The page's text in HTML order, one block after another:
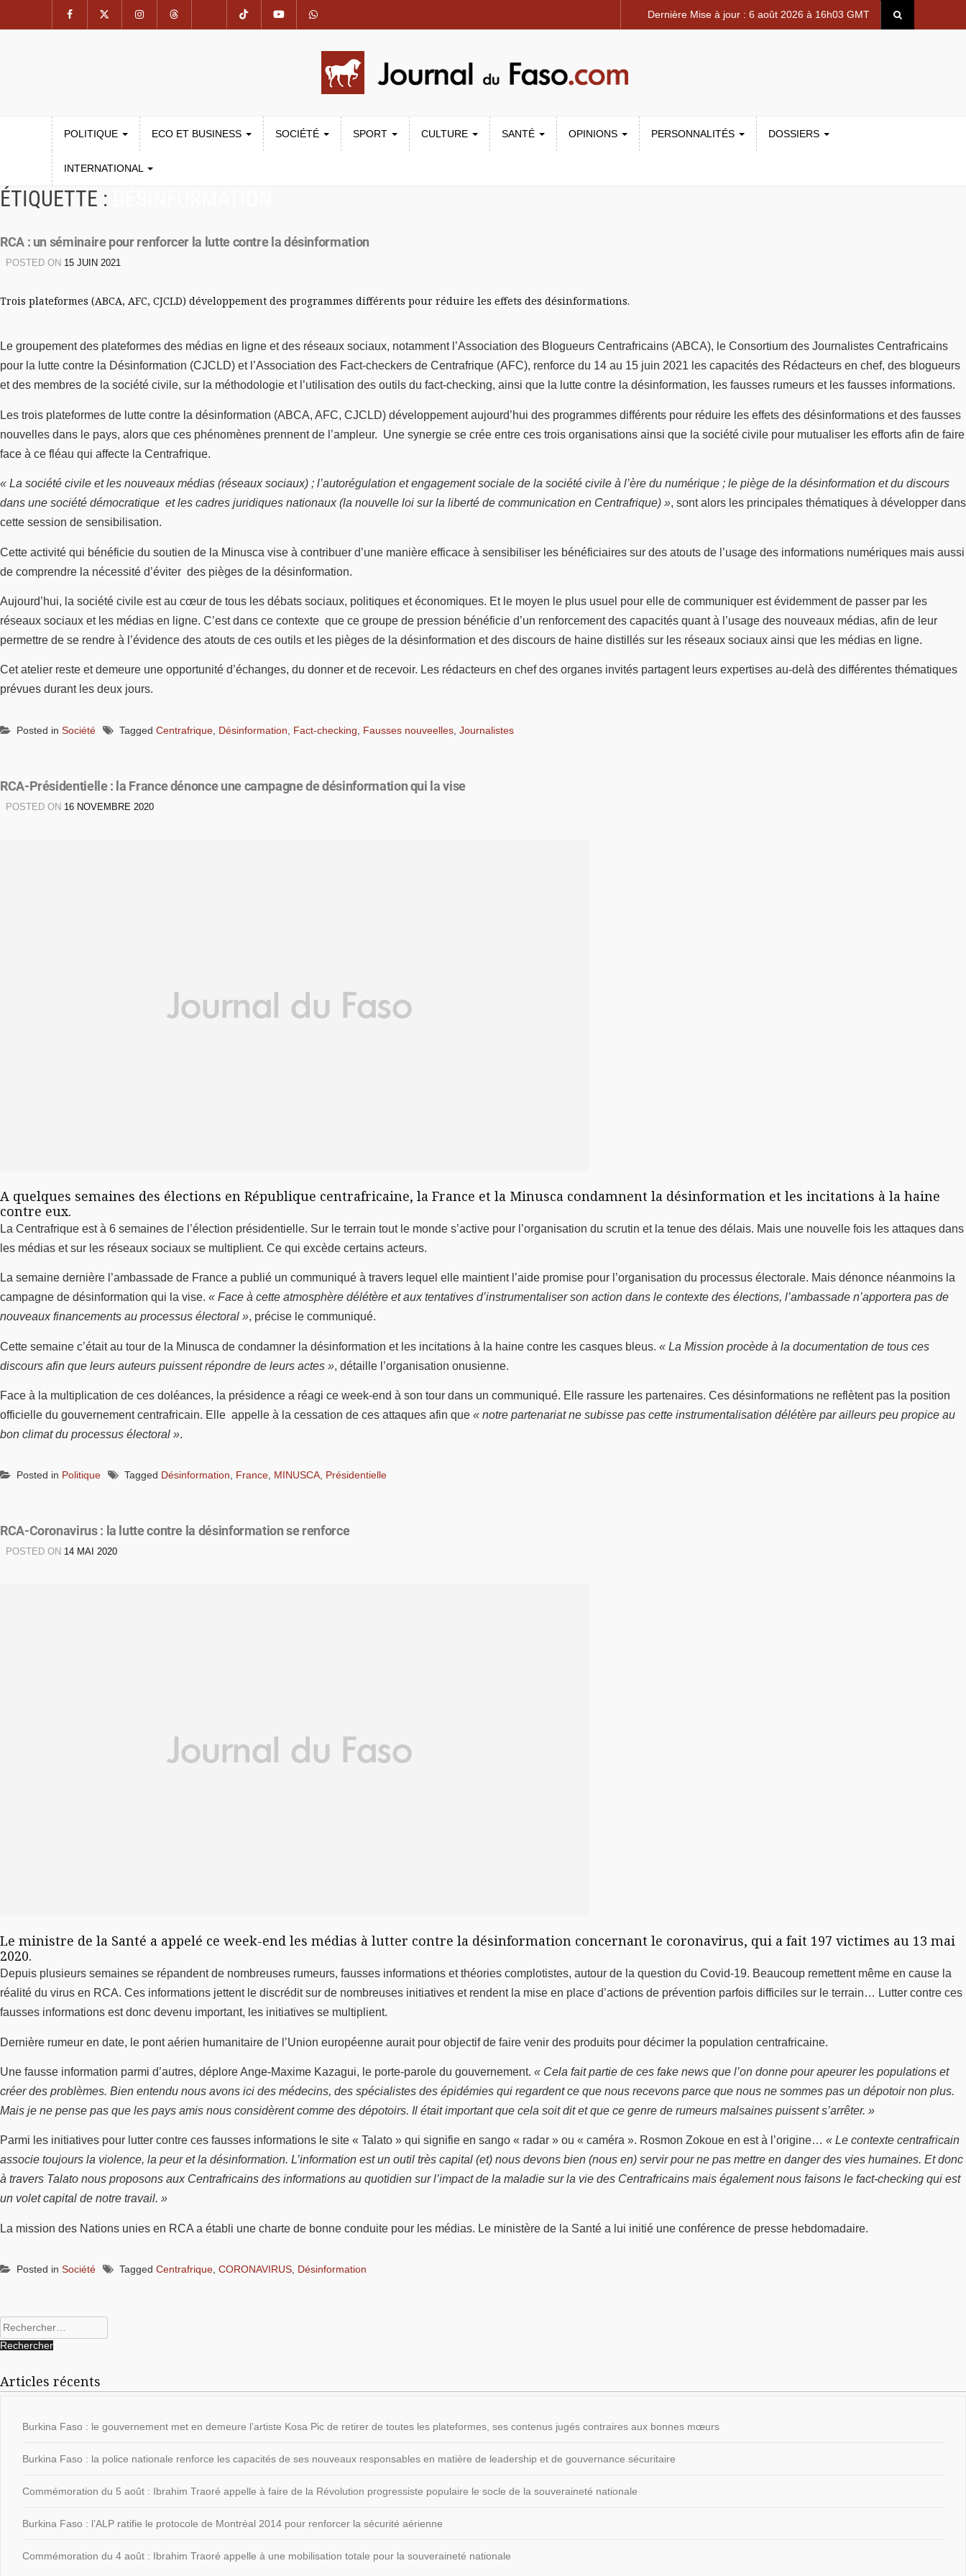
Dernière Mise à jour : 6 août 2026 à 16h03 GMT
POLITIQUE ECO ET BUSINESS SOCIÉTÉ SPORT CULTURE SANTÉ OPINIONS PERSONNALITÉS DOSSIERS
INTERNATIONAL
ÉTIQUETTE :
RCA : un séminaire pour renforcer la lutte contre la désinformation
POSTED ON 15 JUIN 2021
Trois plateformes (ABCA, AFC, CJCLD) développement des programmes différents pour réduire les effets des désinformations.
Le groupement des plateformes des médias en ligne et des réseaux sociaux, notamment l’Association des Blogueurs Centrafricains (ABCA), le Consortium des Journalistes Centrafricains
pour la lutte contre la Désinformation (CJCLD) et l’Association des Fact-checkers de Centrafrique (AFC), renforce du 14 au 15 juin 2021 les capacités des Rédacteurs en chef, des blogueurs
et des membres de la société civile, sur la méthodologie et l’utilisation des outils du fact-checking, ainsi que la lutte contre la désinformation, les fausses rumeurs et les fausses informations.
Les trois plateformes de lutte contre la désinformation (ABCA, AFC, CJCLD) développement aujourd’hui des programmes différents pour réduire les effets des désinformations et des fausses
nouvelles dans le pays, alors que ces phénomènes prennent de l’ampleur. Une synergie se crée entre ces trois organisations ainsi que la société civile pour mutualiser les efforts afin de faire
face à ce fléau qui affecte la Centrafrique.
« La société civile et les nouveaux médias (réseaux sociaux) ; l’autorégulation et engagement sociale de la société civile à l’ère du numérique ; le piège de la désinformation et du discours
dans une société démocratique et les cadres juridiques nationaux (la nouvelle loi sur la liberté de communication en Centrafrique) », sont alors les principales thématiques à développer dans
cette session de sensibilisation.
Cette activité qui bénéficie du soutien de la Minusca vise à contribuer d’une manière efficace à sensibiliser les bénéficiaires sur des atouts de l’usage des informations numériques mais aussi
de comprendre la nécessité d’éviter des pièges de la désinformation.
Aujourd’hui, la société civile est au cœur de tous les débats sociaux, politiques et économiques. Et le moyen le plus usuel pour elle de communiquer est évidemment de passer par les
réseaux sociaux et les médias en ligne. C’est dans ce contexte que ce groupe de pression bénéficie d’un renforcement des capacités quant à l’usage des nouveaux médias, afin de leur
permettre de se rendre à l’évidence des atouts de ces outils et les pièges de la désinformation et des discours de haine distillés sur les réseaux sociaux ainsi que les médias en ligne.
Cet atelier reste et demeure une opportunité d’échanges, du donner et de recevoir. Les rédacteurs en chef des organes invités partagent leurs expertises au-delà des différentes thématiques
prévues durant les deux jours.
Posted in Société Tagged Centrafrique Désinformation Fact-checking Fausses nouveelles Journalistes
RCA-Présidentielle : la France dénonce une campagne de désinformation qui la vise
POSTED ON 16 NOVEMBRE 2020
A quelques semaines des élections en République centrafricaine, la France et la Minusca condamnent la désinformation et les incitations à la haine
contre eux.
La Centrafrique est à 6 semaines de l’élection présidentielle. Sur le terrain tout le monde s’active pour l’organisation du scrutin et la tenue des délais. Mais une nouvelle fois les attaques dans
les médias et sur les réseaux sociaux se multiplient. Ce qui excède certains acteurs.
La semaine dernière l’ambassade de France a publié un communiqué à travers lequel elle maintient l’aide promise pour l’organisation du processus électorale. Mais dénonce néanmoins la
campagne de désinformation qui la vise. « Face à cette atmosphère délétère et aux tentatives d’instrumentaliser son action dans le contexte des élections, l’ambassade n’apportera pas de
nouveaux financements au processus électoral », précise le communiqué.
Cette semaine c’était au tour de la Minusca de condamner la désinformation et les incitations à la haine contre les casques bleus. « La Mission procède à la documentation de tous ces
discours afin que leurs auteurs puissent répondre de leurs actes », détaille l’organisation onusienne.
Face à la multiplication de ces doléances, la présidence a réagi ce week-end à son tour dans un communiqué. Elle rassure les partenaires. Ces désinformations ne reflètent pas la position
officielle du gouvernement centrafricain. Elle appelle à la cessation de ces attaques afin que « notre partenariat ne subisse pas cette instrumentalisation délétère par ailleurs peu propice au
bon climat du processus électoral ».
Posted in Politique Tagged Désinformation, France, MINUSCA, Présidentielle
RCA-Coronavirus : la lutte contre la désinformation se renforce
POSTED ON 14 MAI 2020
Le ministre de la Santé a appelé ce week-end les médias à lutter contre la désinformation concernant le coronavirus, qui a fait 197 victimes au 13 mai
2020.
Depuis plusieurs semaines se répandent de nombreuses rumeurs, fausses informations et théories complotistes, autour de la question du Covid-19. Beaucoup remettent même en cause la
réalité du virus en RCA. Ces informations jettent le discrédit sur de nombreuses initiatives et rendent la mise en place d’actions de prévention parfois difficiles sur le terrain… Lutter contre ces
fausses informations est donc devenu important, les initiatives se multiplient.
Dernière rumeur en date, le pont aérien humanitaire de l’Union européenne aurait pour objectif de faire venir des produits pour décimer la population centrafricaine.
Une fausse information parmi d’autres, déplore Ange-Maxime Kazagui, le porte-parole du gouvernement. « Cela fait partie de ces fake news que l’on donne pour apeurer les populations et
créer des problèmes. Bien entendu nous avons ici des médecins, des spécialistes des épidémies qui regardent ce que nous recevons parce que nous ne sommes pas un dépotoir non plus.
Mais je ne pense pas que les pays amis nous considèrent comme des dépotoirs. Il était important que cela soit dit et que ce genre de rumeurs malsaines puissent s’arrêter. »
Parmi les initiatives pour lutter contre ces fausses informations le site « Talato » qui signifie en sango « radar » ou « caméra ». Rosmon Zokoue en est à l’origine… « Le contexte centrafricain
associe toujours la violence, la peur et la désinformation. L’information est un outil très capital (et) nous devons bien (nous en) servir pour ne pas mettre en danger des vies humaines. Et donc
à travers Talato nous proposons aux Centrafricains des informations au quotidien sur l’impact de la maladie sur la vie des Centrafricains mais également nous faisons le fact-checking qui est
un volet capital de notre travail. »
La mission des Nations unies en RCA a établi une charte de bonne conduite pour les médias. Le ministère de la Santé a lui initié une conférence de presse hebdomadaire.
Posted in Société Tagged Centrafrique, CORONAVIRUS, Désinformation
Rechercher :
Articles récents
Burkina Faso : le gouvernement met en demeure l’artiste Kosa Pic de retirer de toutes les plateformes, ses contenus jugés contraires aux bonnes mœurs
Burkina Faso : la police nationale renforce les capacités de ses nouveaux responsables en matière de leadership et de gouvernance sécuritaire
Commémoration du 5 août : Ibrahim Traoré appelle à faire de la Révolution progressiste populaire le socle de la souveraineté nationale
Burkina Faso : l’ALP ratifie le protocole de Montréal 2014 pour renforcer la sécurité aérienne
Commémoration du 4 août : Ibrahim Traoré appelle à une mobilisation totale pour la souveraineté nationale